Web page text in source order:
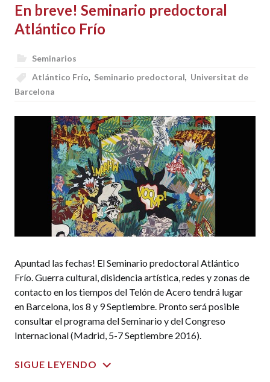
En breve! Seminario predoctoral
Atlántico Frío
Seminarios
Atlántico Frío, Seminario predoctoral, Universitat de
Barcelona
Apuntad las fechas! El Seminario predoctoral Atlántico
Frío. Guerra cultural, disidencia artística, redes y zonas de
contacto en los tiempos del Telón de Acero tendrá lugar
en Barcelona, los 8 y 9 Septiembre. Pronto será posible
consultar el programa del Seminario y del Congreso
Internacional (Madrid, 5-7 Septiembre 2016).
SIGUE LEYENDO